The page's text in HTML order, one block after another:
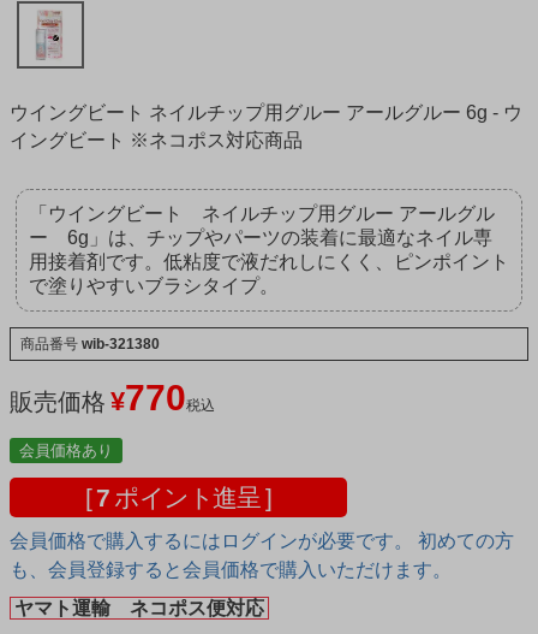
ウイングビート ネイルチップ用グルー アールグルー 6g - ウ
イングビート ※ネコポス対応商品
「ウイングビート ネイルチップ用グルー アールグル
ー 6g」は、チップやパーツの装着に最適なネイル専
用接着剤です。低粘度で液だれしにくく、ピンポイント
で塗りやすいブラシタイプ。
商品番号 wib-321380
販売価格 ¥770税込
会員価格あり
[ 7 ポイント進呈 ]
会員価格で購入するにはログインが必要です。 初めての方
も、会員登録すると会員価格で購入いただけます。
ヤマト運輸 ネコポス便対応